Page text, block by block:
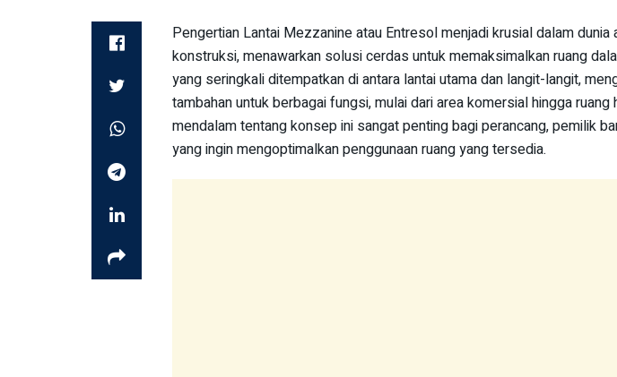
Pengertian Lantai Mezzanine atau Entresol menjadi krusial dalam dunia
konstruksi, menawarkan solusi cerdas untuk memaksimalkan ruang
yang seringkali ditempatkan di antara lantai utama dan langit-langit,
tambahan untuk berbagai fungsi, mulai dari area komersial hingga ruang
mendalam tentang konsep ini sangat penting bagi perancang, pemilik
yang ingin mengoptimalkan penggunaan ruang yang tersedia.